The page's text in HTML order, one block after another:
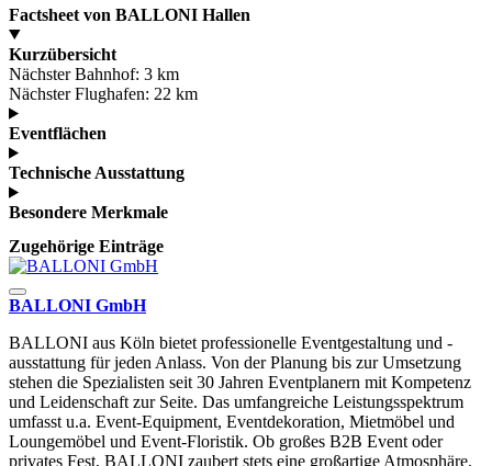
Factsheet von BALLONI Hallen
Kurzübersicht
Nächster Bahnhof: 3 km
Nächster Flughafen: 22 km
Eventflächen
Technische Ausstattung
Besondere Merkmale
Zugehörige Einträge
BALLONI GmbH
BALLONI aus Köln bietet professionelle Eventgestaltung und -
ausstattung für jeden Anlass. Von der Planung bis zur Umsetzung
stehen die Spezialisten seit 30 Jahren Eventplanern mit Kompetenz
und Leidenschaft zur Seite. Das umfangreiche Leistungsspektrum
umfasst u.a. Event-Equipment, Eventdekoration, Mietmöbel und
Loungemöbel und Event-Floristik. Ob großes B2B Event oder
privates Fest, BALLONI zaubert stets eine großartige Atmosphäre.